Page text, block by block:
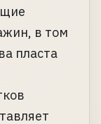
в том
пласта